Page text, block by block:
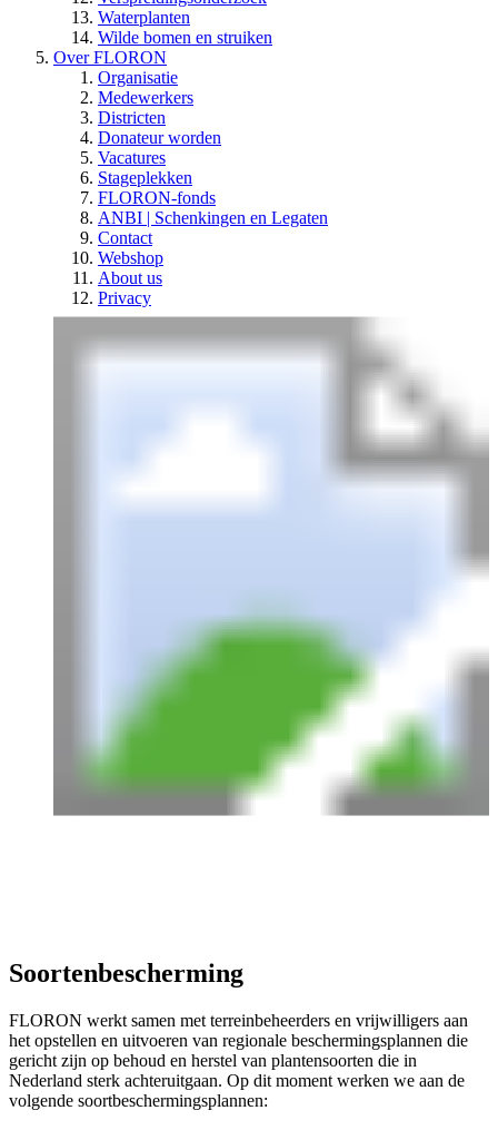
Waterplanten
Wilde bomen en struiken
Over FLORON
Organisatie
Medewerkers
Districten
Donateur worden
Vacatures
Stageplekken
FLORON-fonds
ANBI | Schenkingen en Legaten
Contact
Webshop
About us
Privacy
Soortenbescherming
FLORON werkt samen met terreinbeheerders en vrijwilligers aan
het opstellen en uitvoeren van regionale beschermingsplannen die
gericht zijn op behoud en herstel van plantensoorten die in
Nederland sterk achteruitgaan. Op dit moment werken we aan de
volgende soortbeschermingsplannen: